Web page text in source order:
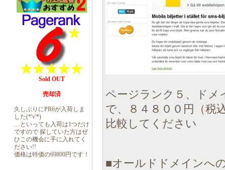
Sold OUT
売却済
久しぶりにPR6が入荷しま
した(*'v'*)
…といっても入荷は1つだけ
ですので 探していた方はぜ
ひこの機会に手に入れてく
ださい!!
価格は特価の69800円です！
ページランク５、ドメ
で、８４８００円（税
比較してください
■オールドドメインへ